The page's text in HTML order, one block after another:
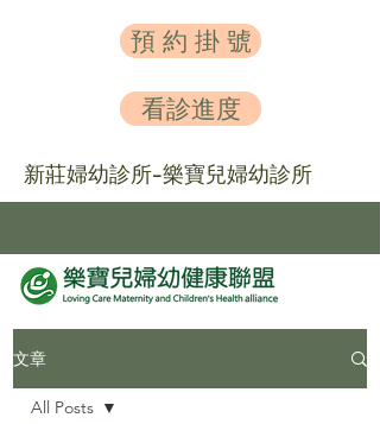
新莊婦幼診所-樂寶兒婦幼診所
預 約 掛 號
看診進度
文章
All Posts